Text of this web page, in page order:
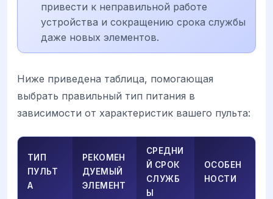
привести к неправильной работе
устройства и сокращению срока службы
даже новых элементов.
Ниже приведена таблица, помогающая
выбрать правильный тип питания в
зависимости от характеристик вашего пульта:
ТИП
ПУЛЬТ
А
РЕКОМЕН
ДУЕМЫЙ
ЭЛЕМЕНТ
СРЕДНИ
Й СРОК
СЛУЖБ
Ы
ОСОБЕН
НОСТИ